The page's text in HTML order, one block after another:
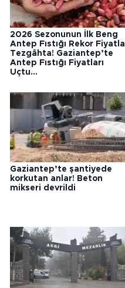
2026 Sezonunun İlk Beng
Antep Fıstığı Rekor Fiyatla
Tezgâhta! Gaziantep’te
Antep Fıstığı Fiyatları
Uçtu...
Gaziantep’te şantiyede
korkutan anlar! Beton
mikseri devrildi